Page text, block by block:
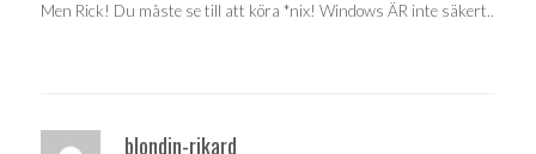
Men Rick! Du måste se till att köra *nix! Windows ÄR inte säkert..
blondin-rikard